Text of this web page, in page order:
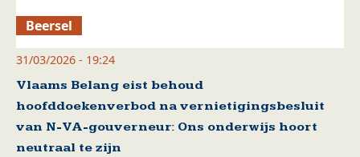
Beersel
31/03/2026 - 19:24
Vlaams Belang eist behoud
hoofddoekenverbod na vernietigingsbesluit
van N-VA-gouverneur: Ons onderwijs hoort
neutraal te zijn